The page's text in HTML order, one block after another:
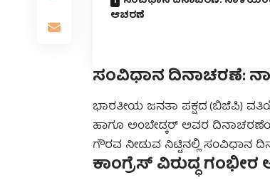
ಆಚರಣೆ
ಸಂವಿಧಾನ ದಿನಾಚರಣೆ:
ಭಾರತೀಯ ಜನತಾ ಪಕ್ಷದ (ಬಿಜೆಪಿ)
ಹಾಗೂ ಅಂಬೇಡ್ಕರ್ ಅವರ
ಗೌರವ ನೀಡುವ ನಿಟ್ಟಿನಲ್ಲಿ ಸಂವಿಧಾನ
ಕಾಂಗ್ರೆಸ್ ವಿರುದ್ಧ